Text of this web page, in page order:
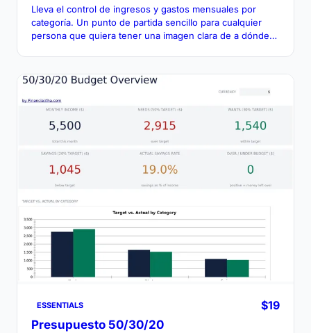
Lleva el control de ingresos y gastos mensuales por
categoría. Un punto de partida sencillo para cualquier
persona que quiera tener una imagen clara de a dónde
ESSENTIALS
$19
Presupuesto 50/30/20